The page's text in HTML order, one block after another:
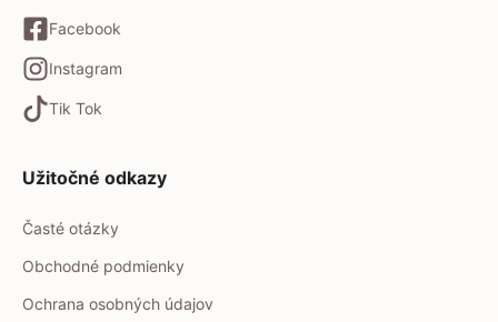
Facebook
Instagram
Tik Tok
Užitočné odkazy
Časté otázky
Obchodné podmienky
Ochrana osobných údajov